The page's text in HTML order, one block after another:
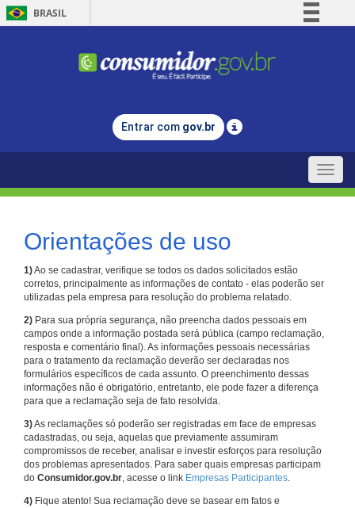
BRASIL
Comunica BR
Legislação
Entrar com gov.br
Toggle
Orientações de uso
1)Ao se cadastrar, verifique se todos os dados solicitados estão
corretos, principalmente as informações de contato - elas poderão ser
utilizadas pela empresa para resolução do problema relatado.
2) Para sua própria segurança, não preencha dados pessoais em
campos onde a informação postada será pública (campo reclamação,
resposta e comentário final). As informações pessoais necessárias
para o tratamento da reclamação deverão ser declaradas nos
formulários específicos de cada assunto. O preenchimento dessas
informações não é obrigatório, entretanto, ele pode fazer a diferença
para que a reclamação seja de fato resolvida.
3)As reclamações só poderão ser registradas em face de empresas
cadastradas, ou seja, aquelas que previamente assumiram
compromissos de receber, analisar e investir esforços para resolução
dos problemas apresentados. Para saber quais empresas participam
do Consumidor.gov.br, acesse o link Empresas Participantes.
4) Fique atento! Sua reclamação deve se basear em fatos e